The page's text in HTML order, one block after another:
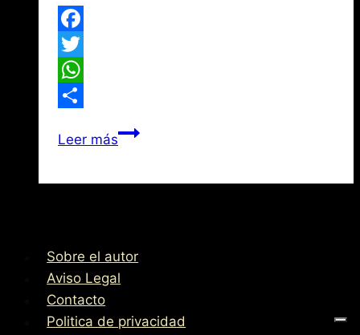
Facebook
Twitter
WhatsApp
Leer másA
Sevilla
Sobre el autor
Aviso Legal
Contacto
Politica de privacidad